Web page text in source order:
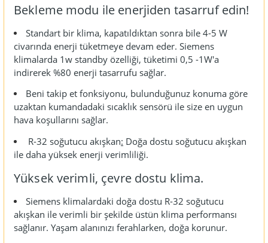
Bekleme modu ile enerjiden tasarruf edin!
Standart bir klima, kapatıldıktan sonra bile 4-5 W
civarında enerji tüketmeye devam eder. Siemens
klimalarda 1w standby özelliği, tüketimi 0,5 -1W'a
indirerek %80 enerji tasarrufu sağlar.
Beni takip et fonksiyonu, bulunduğunuz konuma göre
uzaktan kumandadaki sıcaklık sensörü ile size en uygun
hava koşullarını sağlar.
R-32 soğutucu akışkan: Doğa dostu soğutucu akışkan
ile daha yüksek enerji verimliliği.
Yüksek verimli, çevre dostu klima.
Siemens klimalardaki doğa dostu R-32 soğutucu
akışkan ile verimli bir şekilde üstün klima performansı
sağlanır. Yaşam alanınızı ferahlarken, doğa korunur.